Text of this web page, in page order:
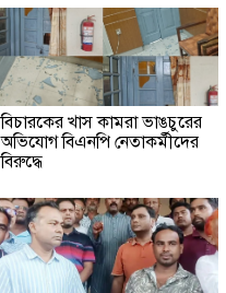
বিচারকের খাস কামরা ভাঙচুরের
অভিযোগ বিএনপি নেতাকর্মীদের
বিরুদ্ধে